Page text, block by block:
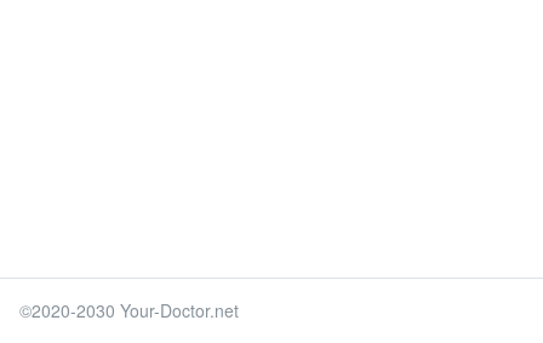
©2020-2030 Your-Doctor.net